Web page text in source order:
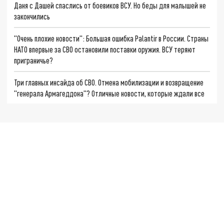
Даня с Дашей спаслись от боевиков ВСУ. Но беды для малышей не
закончились
"Очень плохие новости": Большая ошибка Palantir в России. Страны
НАТО впервые за СВО остановили поставки оружия. ВСУ теряют
приграничье?
Три главных инсайда об СВО. Отмена мобилизации и возвращение
"генерала Армагеддона"? Отличные новости, которые ждали все